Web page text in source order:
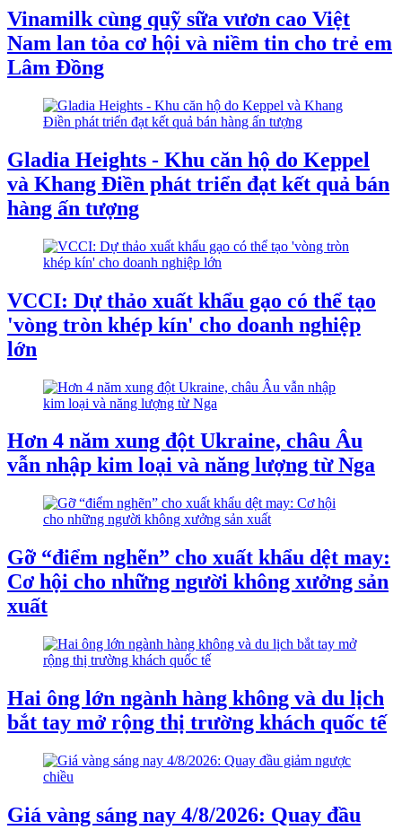
Vinamilk cùng quỹ sữa vươn cao Việt
Nam lan tỏa cơ hội và niềm tin cho trẻ em
Lâm Đồng
Gladia Heights - Khu căn hộ do Keppel
và Khang Điền phát triển đạt kết quả bán
hàng ấn tượng
VCCI: Dự thảo xuất khẩu gạo có thể tạo
'vòng tròn khép kín' cho doanh nghiệp
lớn
Hơn 4 năm xung đột Ukraine, châu Âu
vẫn nhập kim loại và năng lượng từ Nga
Gỡ “điểm nghẽn” cho xuất khẩu dệt may:
Cơ hội cho những người không xưởng sản
xuất
Hai ông lớn ngành hàng không và du lịch
bắt tay mở rộng thị trường khách quốc tế
Giá vàng sáng nay 4/8/2026: Quay đầu